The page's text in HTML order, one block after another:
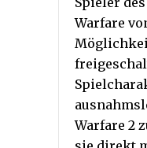
Warfare
Warfare 2